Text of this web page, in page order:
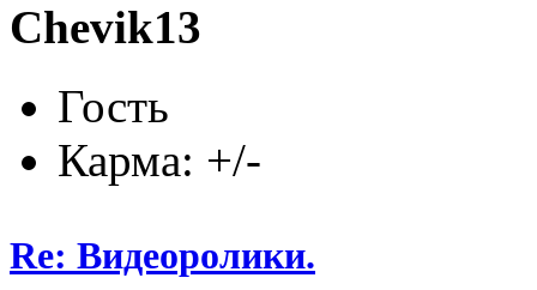
Chevik13
Гость
Карма: +/-
Re: Видеоролики.